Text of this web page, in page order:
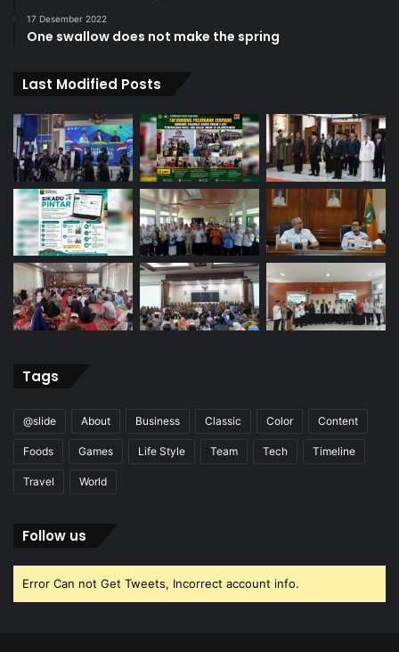
17 Desember 2022
One swallow does not make the spring
Last Modified Posts
Tags
@slide About Business Classic Color Content
Foods Games Life Style Team Tech Timeline
Travel World
Follow us
Error Can not Get Tweets, Incorrect account info.